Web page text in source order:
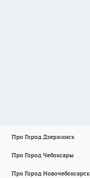
Про Город Дзержинск
Про Город Чебоксары
Про Город Новочебоксарск